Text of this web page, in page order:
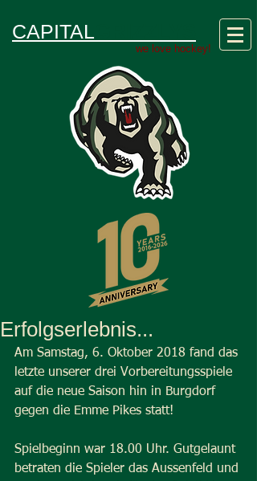
CAPITAL
we love hockey!
Erfolgserlebnis...
Am Samstag, 6. Oktober 2018 fand das
letzte unserer drei Vorbereitungsspiele
auf die neue Saison hin in Burgdorf
gegen die Emme Pikes statt!
Spielbeginn war 18.00 Uhr. Gutgelaunt
betraten die Spieler das Aussenfeld und